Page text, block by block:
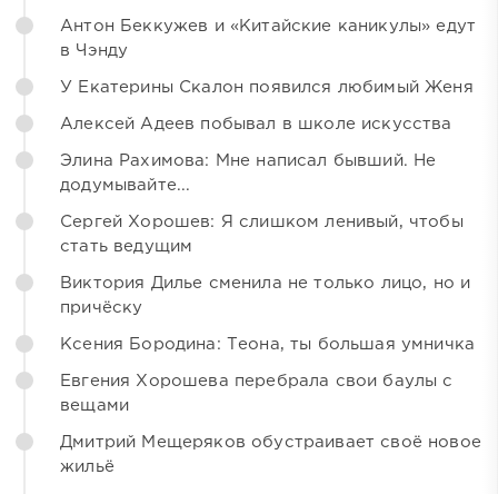
Антон Беккужев и «Китайские каникулы» едут
в Чэнду
У Екатерины Скалон появился любимый Женя
Алексей Адеев побывал в школе искусства
Элина Рахимова: Мне написал бывший. Не
додумывайте...
Сергей Хорошев: Я слишком ленивый, чтобы
стать ведущим
Виктория Дилье сменила не только лицо, но и
причёску
Ксения Бородина: Теона, ты большая умничка
Евгения Хорошева перебрала свои баулы с
вещами
Дмитрий Мещеряков обустраивает своё новое
жильё